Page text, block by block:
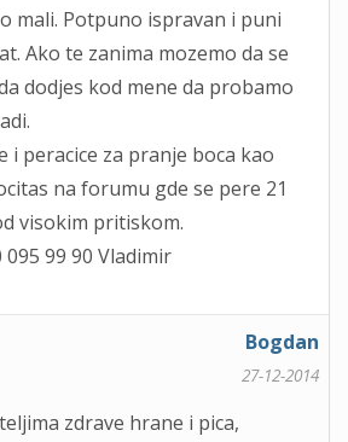
mali. Potpuno ispravan i puni
Ako te zanima mozemo da se
dodjes kod mene da probamo
i peracice za pranje boca kao
na forumu gde se pere 21
visokim pritiskom.
99 90 Vladimir
Bogdan
27-12-2014
zdrave hrane i pica,